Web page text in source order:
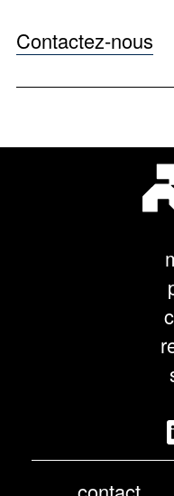
Contactez-nous